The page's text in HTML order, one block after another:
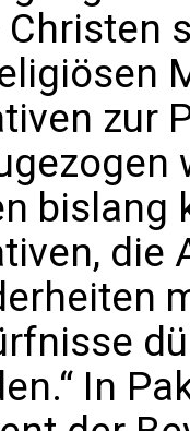
Christen
zur
bislang
die
In